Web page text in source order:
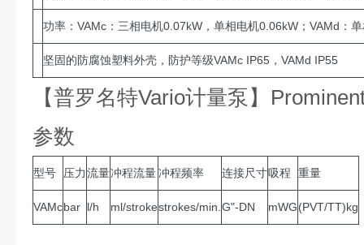
功率：VAMc：三相电机0.07kW，单相电机0.06kW；VAMd：
坚固的防腐蚀塑料外壳，防护等级VAMc IP65，VAMd IP55
【普罗名特Vario计量泵】
参数
型号 压力流量冲程流量冲程频率 连接尺寸吸程 重量
VAMcbar l/h ml/strokestrokes/min. G"-DN mWG(PVT/TT)kg